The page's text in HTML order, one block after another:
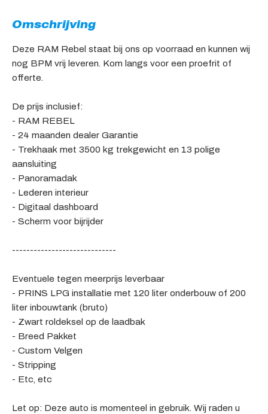
Omschrijving
Deze RAM Rebel staat bij ons op voorraad en kunnen wij
nog BPM vrij leveren. Kom langs voor een proefrit of
offerte.
De prijs inclusief:
- RAM REBEL
- 24 maanden dealer Garantie
- Trekhaak met 3500 kg trekgewicht en 13 polige
aansluiting
- Panoramadak
- Lederen interieur
- Digitaal dashboard
- Scherm voor bijrijder
-----------------------------
Eventuele tegen meerprijs leverbaar
- PRINS LPG installatie met 120 liter onderbouw of 200
liter inbouwtank (bruto)
- Zwart roldeksel op de laadbak
- Breed Pakket
- Custom Velgen
- Stripping
- Etc, etc
Let op: Deze auto is momenteel in gebruik. Wij raden u